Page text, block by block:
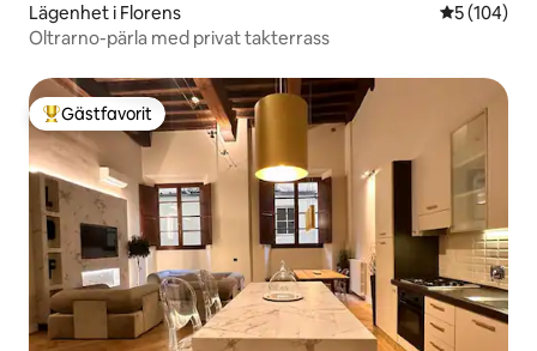
Lägenhet i Florens 5 av 5 i
5 (104)
Oltrarno-pärla med privat takterrass
Populär gästfavorit
Gästfavorit